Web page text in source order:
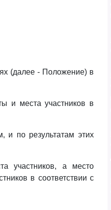
(далее - Положение) в
и места участников в
и по результатам этих
участников, а место
в соответствии с